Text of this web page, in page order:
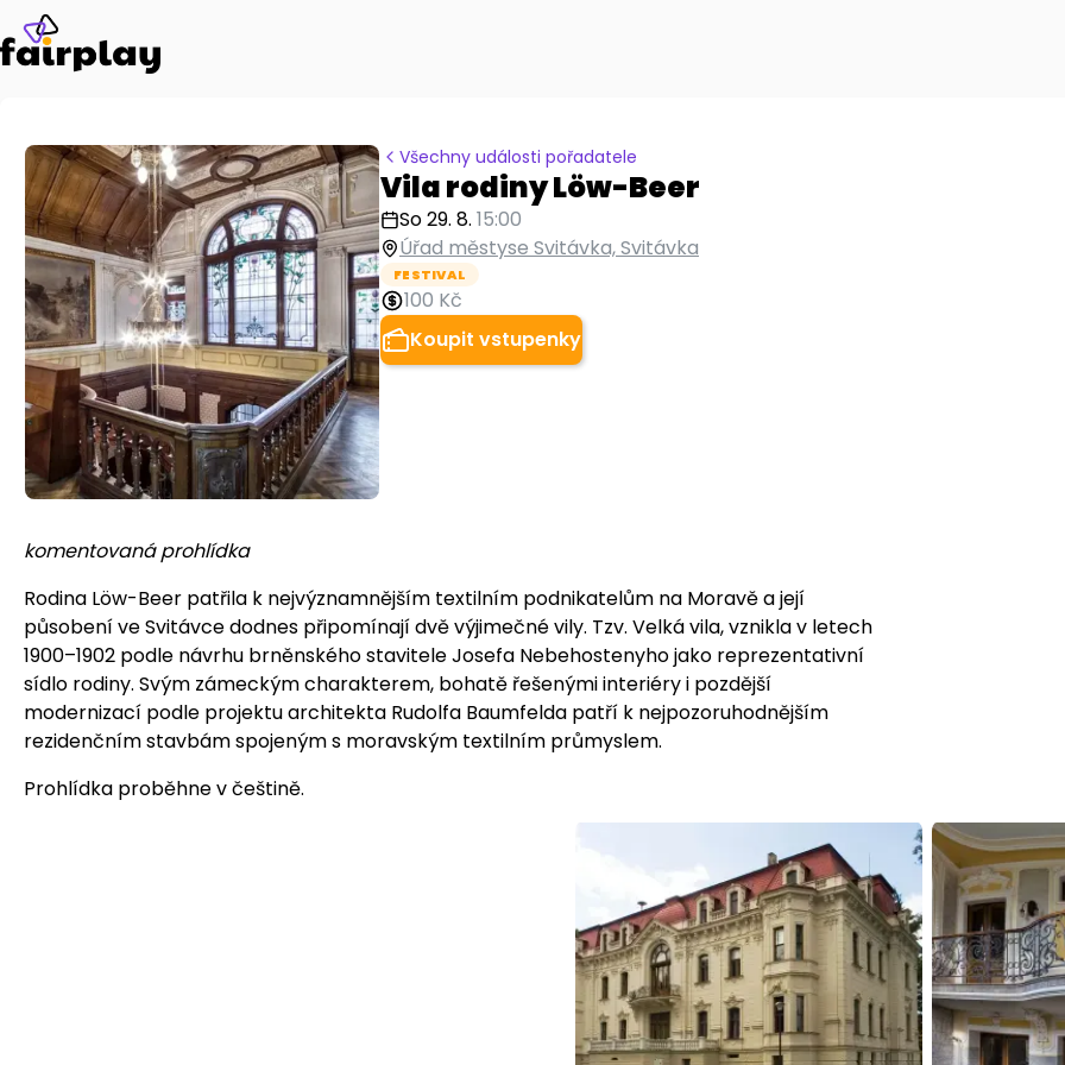
Všechny události pořadatele
Vila rodiny Löw-Beer
So 29. 8. 15:00
Úřad městyse Svitávka, Svitávka
FESTIVAL
100 Kč
Koupit vstupenky
komentovaná prohlídka
Rodina Löw-Beer patřila k nejvýznamnějším textilním podnikatelům na Moravě a její
působení ve Svitávce dodnes připomínají dvě výjimečné vily. Tzv. Velká vila, vznikla v letech
1900–1902 podle návrhu brněnského stavitele Josefa Nebehostenyho jako reprezentativní
sídlo rodiny. Svým zámeckým charakterem, bohatě řešenými interiéry i pozdější
modernizací podle projektu architekta Rudolfa Baumfelda patří k nejpozoruhodnějším
rezidenčním stavbám spojeným s moravským textilním průmyslem.
Prohlídka proběhne v češtině.